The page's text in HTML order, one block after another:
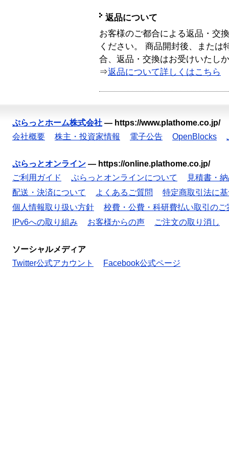
返品について
お客様のご都合による返品・交
ください。 商品開封後、または
合、返品・交換はお受けいたし
⇒返品について詳しくはこちら
ぷらっとホーム株式会社 — https://www.plathome.co.jp/
会社概要
株主・投資家情報 電子公告 OpenBlocks
ぷらっとオンライン — https://online.plathome.co.jp/
ご利用ガイド
ぷらっとオンラインについて
見積書・
配送・決済について
よくあるご質問
特定商取引法に
個人情報取り扱い方針
校費・公費・科研費払い取引のご
IPv6への取り組み
お客様からの声 ご注文の取り消し
ソーシャルメディア
Twitter公式アカウント
Facebook公式ページ